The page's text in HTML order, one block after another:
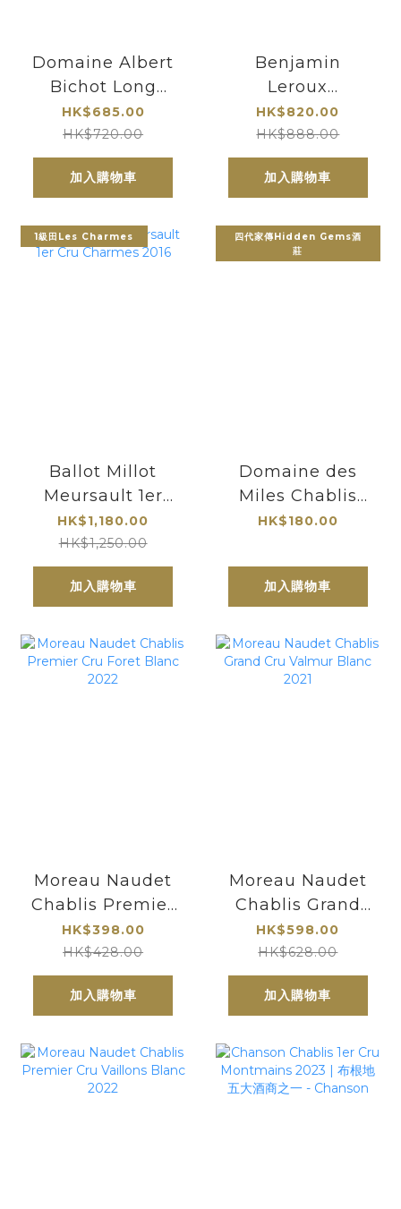
Domaine Albert
Bichot Long
Depaquit
Chablis Grand
Cru Les Clos
2016
HK$685.00
HK$720.00
加入購物車
Benjamin
Leroux
Meursault Les
Vireuils Blanc
2021
HK$820.00
HK$888.00
加入購物車
1級田Les Charmes
Ballot Millot
Meursault 1er
Cru Charmes
2016
HK$1,180.00
HK$1,250.00
加入購物車
四代家傳Hidden Gems酒
莊
Domaine des
Miles Chablis
2023
HK$180.00
加入購物車
Moreau Naudet
Chablis Premier
Cru Foret Blanc
2022
HK$398.00
HK$428.00
加入購物車
Moreau Naudet
Chablis Grand
Cru Valmur
Blanc 2021
HK$598.00
HK$628.00
加入購物車